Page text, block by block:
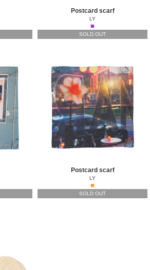
Postcard scarf
LY
■
SOLD OUT
Postcard scarf
LY
■
SOLD OUT